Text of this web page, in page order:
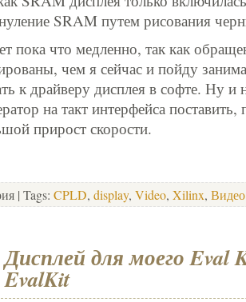
SRAM путем рисования
пока что медленно, так как
чем я сейчас и пойду
к драйверу дисплея в софте. Ну и
на такт интерфейса
прирост скорости.
| Tags: CPLD, display, Video, Xilinx, Видео
Дисплей для моего Eval
EvalKit